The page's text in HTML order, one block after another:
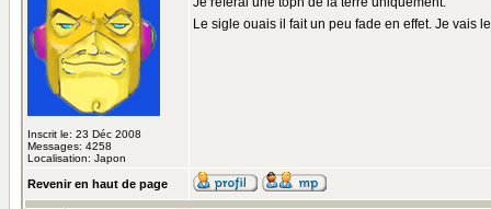
Inscrit le: 23 Déc 2008
Messages: 4258
Localisation: Japon
Le sigle ouais il fait un peu fade en effet. Je vais
Revenir en haut de page